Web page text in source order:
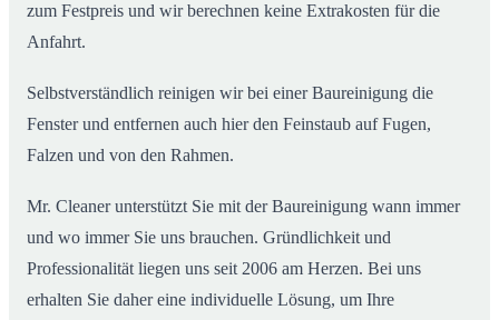
zum Festpreis und wir berechnen keine Extrakosten für die
Anfahrt.
Selbstverständlich reinigen wir bei einer Baureinigung die
Fenster und entfernen auch hier den Feinstaub auf Fugen,
Falzen und von den Rahmen.
Mr. Cleaner unterstützt Sie mit der Baureinigung wann immer
und wo immer Sie uns brauchen. Gründlichkeit und
Professionalität liegen uns seit 2006 am Herzen. Bei uns
erhalten Sie daher eine individuelle Lösung, um Ihre